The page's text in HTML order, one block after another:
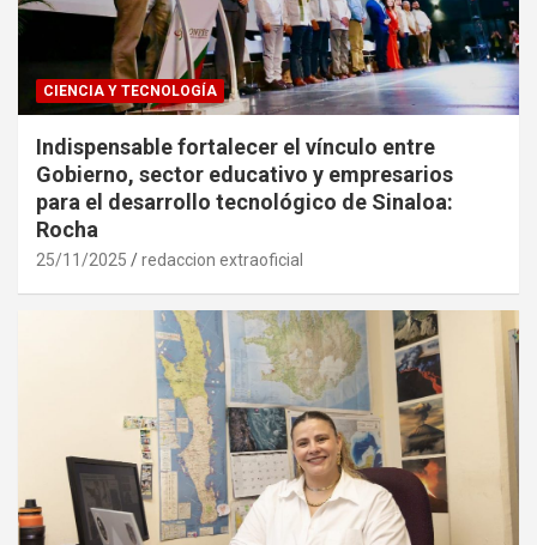
CIENCIA Y TECNOLOGÍA
Indispensable fortalecer el vínculo entre
Gobierno, sector educativo y empresarios
para el desarrollo tecnológico de Sinaloa:
Rocha
25/11/2025 redaccion extraoficial